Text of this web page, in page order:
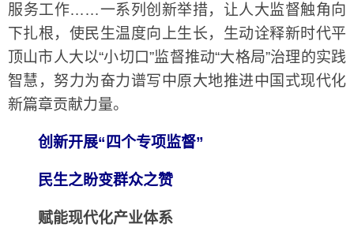
服务工作……一系列创新举措，让人大监督触角向
下扎根，使民生温度向上生长，生动诠释新时代平
顶山市人大以“小切口”监督推动“大格局”治理的实践
智慧，努力为奋力谱写中原大地推进中国式现代化
新篇章贡献力量。
创新开展“四个专项监督”
民生之盼变群众之赞
赋能现代化产业体系